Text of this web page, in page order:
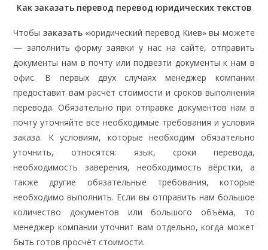
Как заказать перевод перевод юридических текстов
Чтобы заказать«юридический перевод Киев» вы можете
— заполнить форму заявки у нас на сайте, отправить
документы нам в почту или подвезти документы к нам в
офис. В первых двух случаях менеджер компании
предоставит вам расчёт стоимости и сроков выполнения
перевода. Обязательно при отправке документов нам в
почту уточняйте все необходимые требования и условия
заказа. К условиям, которые необходим обязательно
уточнить, относятся: язык, сроки перевода,
необходимость заверения, необходимость вёрстки, а
также другие обязательные требования, которые
необходимо выполнить. Если вы отправить нам большое
количество документов или большого объёма, то
менеджер компании уточнит вам отдельно, когда может
быть готов просчёт стоимости.